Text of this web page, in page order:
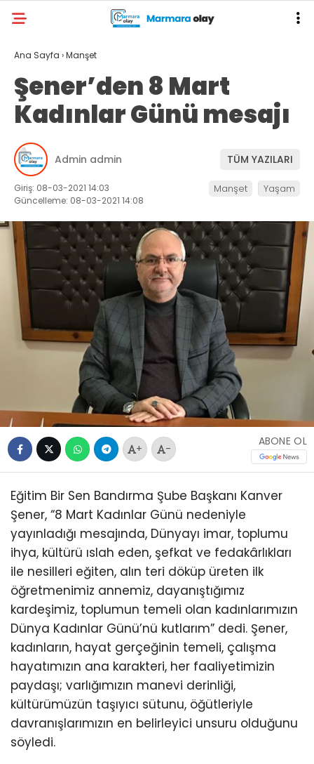
Ana Sayfa ›Manşet
Şener’den 8 Mart
Kadınlar Günü mesajı
Admin admin TÜM YAZILARI
Giriş: 08-03-2021 14:03
Güncelleme: 08-03-2021 14:08
Manşet Yaşam
+ -
ABONE OL
Eğitim Bir Sen Bandırma Şube Başkanı Kanver
Şener, “8 Mart Kadınlar Günü nedeniyle
yayınladığı mesajında, Dünyayı imar, toplumu
ihya, kültürü ıslah eden, şefkat ve fedakârlıkları
ile nesilleri eğiten, alın teri döküp üreten ilk
öğretmenimiz annemiz, dayanıştığımız
kardeşimiz, toplumun temeli olan kadınlarımızın
Dünya Kadınlar Günü’nü kutlarım” dedi. Şener,
kadınların, hayat gerçeğinin temeli, çalışma
hayatımızın ana karakteri, her faaliyetimizin
paydaşı; varlığımızın manevi derinliği,
kültürümüzün taşıyıcı sütunu, öğütleriyle
davranışlarımızın en belirleyici unsuru olduğunu
söyledi.